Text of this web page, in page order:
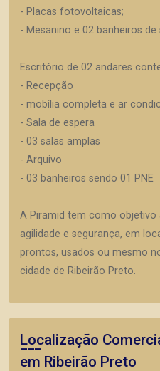
- Placas fotovoltaicas;
- Mesanino e 02 banheiros de
Escritório de 02 andares
- Recepção
- mobília completa e ar
- Sala de espera
- 03 salas amplas
- Arquivo
- 03 banheiros sendo 01 PNE
A Piramid tem como objetivo
agilidade e segurança, em
prontos, usados ou mesmo
cidade de Ribeirão Preto.
Localização
em Ribeirão Preto